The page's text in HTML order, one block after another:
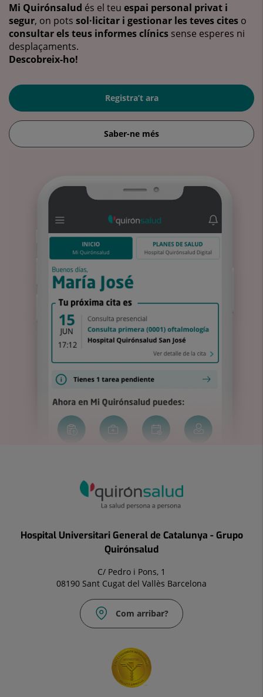
Mi Quirónsalud és el teu espai personal privat i
segur, on pots sol·licitar i gestionar les teves cites o
consultar els teus informes clínics sense esperes ni
desplaçaments.
Descobreix-ho!
Registra’t ara
Saber-ne més
Hospital Universitari General de Catalunya - Grupo
Quirónsalud
C/ Pedro i Pons, 1
08190 Sant Cugat del Vallès Barcelona
Com arribar?